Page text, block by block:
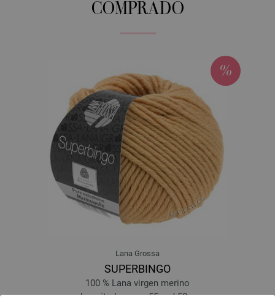
COMPRADO
Lana Grossa
SUPERBINGO
100 % Lana virgen merino
Longitud: aprox. 55 m / 50 g